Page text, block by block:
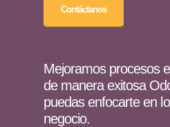
Contáctanos
Mejoramos procesos
de manera exitosa
puedas enfocarte en
negocio.